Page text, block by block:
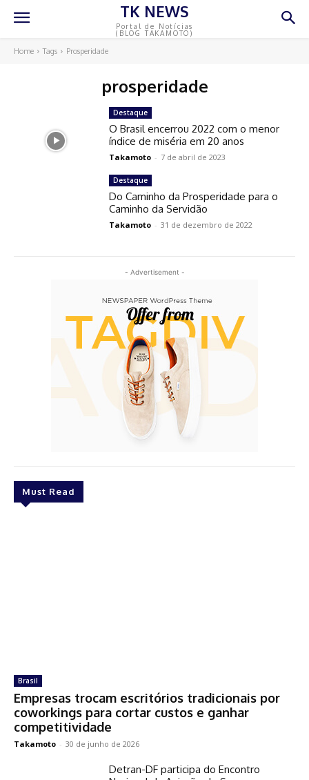
TK NEWS
Portal de Notícias
(BLOG TAKAMOTO)
Home Tags Prosperidade
prosperidade
- Advertisement -
Must Read
Brasil
Empresas trocam escritórios tradicionais por
coworkings para cortar custos e ganhar
competitividade
Takamoto - 30 de junho de 2026
Detran-DF participa do Encontro
Destaque
O Brasil encerrou 2022 com o menor
índice de miséria em 20 anos
Takamoto - 7 de abril de 2023
Destaque
Do Caminho da Prosperidade para o
Caminho da Servidão
Takamoto - 31 de dezembro de 2022